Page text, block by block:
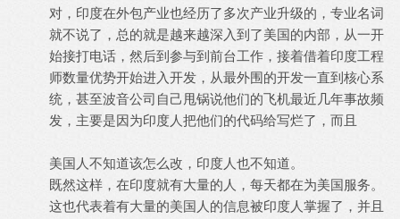
对，印度在外包产业也经历了多次产业升级的，专业名词
就不说了，总的就是越来越深入到了美国的内部，从一开
始接打电话，然后到参与到前台工作，接着借着印度工程
师数量优势开始进入开发，从最外围的开发一直到核心系
统，甚至波音公司自己甩锅说他们的飞机最近几年事故频
发，主要是因为印度人把他们的代码给写烂了，而且
美国人不知道该怎么改，印度人也不知道。
既然这样，在印度就有大量的人，每天都在为美国服务。
这也代表着有大量的美国人的信息被印度人掌握了，并且